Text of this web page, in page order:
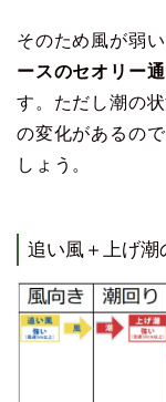
そのため風が弱
ースのセオリー
す。ただし潮の
の変化があるの
しょう。
追い風＋上げ潮